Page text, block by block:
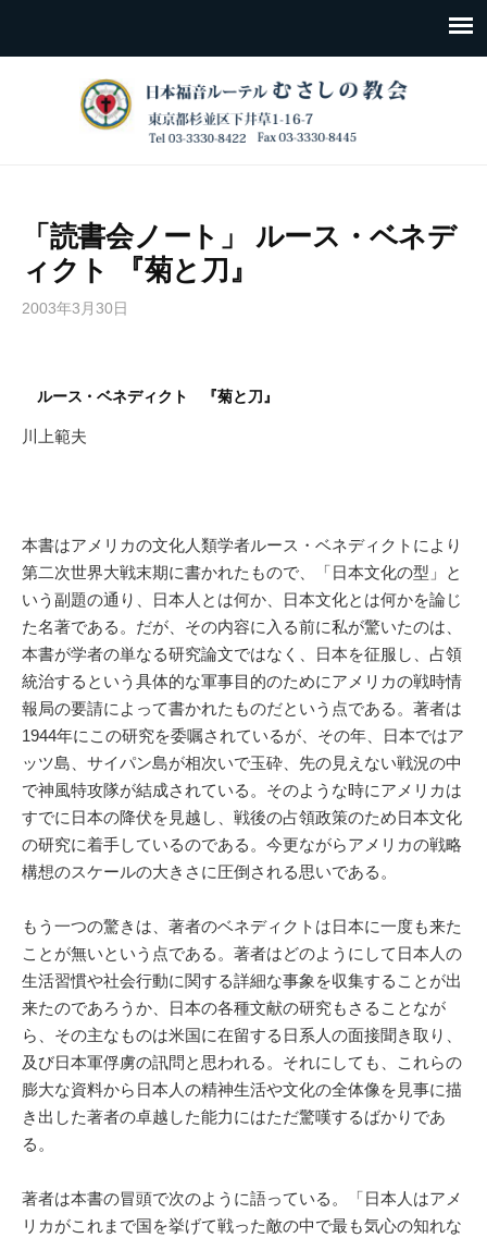
「読書会ノート」 ルース・ベネデ
ィクト 『菊と刀』
2003年3月30日
ルース・ベネディクト 『菊と刀』
川上範夫
本書はアメリカの文化人類学者ルース・ベネディクトにより
第二次世界大戦末期に書かれたもので、「日本文化の型」と
いう副題の通り、日本人とは何か、日本文化とは何かを論じ
た名著である。だが、その内容に入る前に私が驚いたのは、
本書が学者の単なる研究論文ではなく、日本を征服し、占領
統治するという具体的な軍事目的のためにアメリカの戦時情
報局の要請によって書かれたものだという点である。著者は
1944年にこの研究を委嘱されているが、その年、日本ではア
ッツ島、サイパン島が相次いで玉砕、先の見えない戦況の中
で神風特攻隊が結成されている。そのような時にアメリカは
すでに日本の降伏を見越し、戦後の占領政策のため日本文化
の研究に着手しているのである。今更ながらアメリカの戦略
構想のスケールの大きさに圧倒される思いである。
もう一つの驚きは、著者のベネディクトは日本に一度も来た
ことが無いという点である。著者はどのようにして日本人の
生活習慣や社会行動に関する詳細な事象を収集することが出
来たのであろうか、日本の各種文献の研究もさることなが
ら、その主なものは米国に在留する日系人の面接聞き取り、
及び日本軍俘虜の訊問と思われる。それにしても、これらの
膨大な資料から日本人の精神生活や文化の全体像を見事に描
き出した著者の卓越した能力にはただ驚嘆するばかりであ
る。
著者は本書の冒頭で次のように語っている。「日本人はアメ
リカがこれまで国を挙げて戦った敵の中で最も気心の知れな